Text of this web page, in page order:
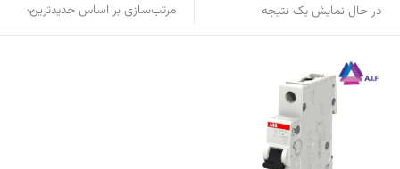
در حال نمایش یک نتیجه مرتب‌سازی بر اساس جدیدترین